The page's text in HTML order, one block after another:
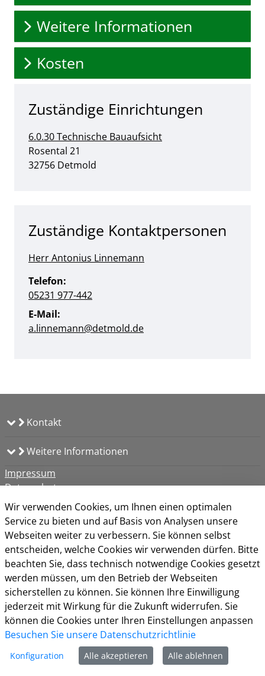
Weitere Informationen
Kosten
Zuständige Einrichtungen
6.0.30 Technische Bauaufsicht
Straße:
Rosental Hausnummer:
21
PLZ:
32756 Ort:
Detmold
Zuständige Kontaktpersonen
Herr Antonius Linnemann
Telefon:
05231 977-442
E-Mail:
a.linnemann@detmold.de
Kontakt
Weitere Informationen
Impressum
Datenschutz
Kontakt
Barrierefreiheit
Nutzungsbedingungen
Cookie-Richtlinie
Wir verwenden Cookies, um Ihnen einen optimalen
Service zu bieten und auf Basis von Analysen unsere
Webseiten weiter zu verbessern. Sie können selbst
entscheiden, welche Cookies wir verwenden dürfen. Bitte
beachten Sie, dass technisch notwendige Cookies gesetzt
werden müssen, um den Betrieb der Webseiten
sicherstellen zu können. Sie können Ihre Einwilligung
jederzeit mit Wirkung für die Zukunft widerrufen. Sie
können die Cookies unter Ihren Einstellungen anpassen
Besuchen Sie unsere Datenschutzrichtlinie
Konfiguration Alle akzeptieren Alle ablehnen